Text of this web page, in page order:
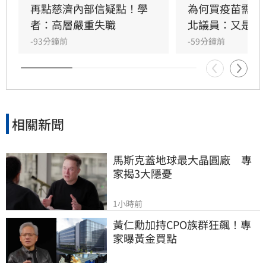
為，慈濟固然被當盤子詐騙，但和疫情爆發後疫
苗確實不足，根本是兩碼事，批評綠營偷換概念
洗記憶的手法太過粗糙。更有大批網友回顧郭台
銘2023年「大小姐說不要買」的貼文，認為內容
較符合當初疫苗採購受政治因素卡關或延遲的時
間線 。
再點慈濟內部信疑點！學
者：高層嚴重失職
-93分鐘前
為何買疫苗需
北議員：又是中
-59分鐘前
相關新聞
馬斯克蓋地球最大晶圓廠　專
家揭3大隱憂
1小時前
黃仁勳加持CPO族群狂飆！專
家曝黃金買點